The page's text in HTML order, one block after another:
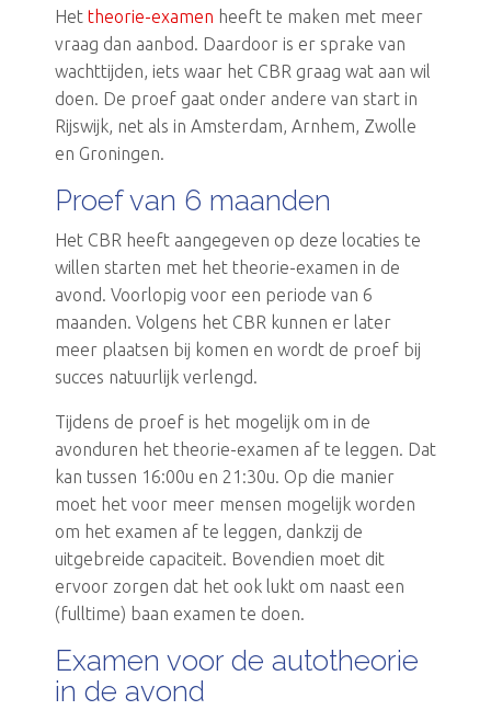
Het theorie-examen heeft te maken met meer
vraag dan aanbod. Daardoor is er sprake van
wachttijden, iets waar het CBR graag wat aan wil
doen. De proef gaat onder andere van start in
Rijswijk, net als in Amsterdam, Arnhem, Zwolle
en Groningen.
Proef van 6 maanden
Het CBR heeft aangegeven op deze locaties te
willen starten met het theorie-examen in de
avond. Voorlopig voor een periode van 6
maanden. Volgens het CBR kunnen er later
meer plaatsen bij komen en wordt de proef bij
succes natuurlijk verlengd.
Tijdens de proef is het mogelijk om in de
avonduren het theorie-examen af te leggen. Dat
kan tussen 16:00u en 21:30u. Op die manier
moet het voor meer mensen mogelijk worden
om het examen af te leggen, dankzij de
uitgebreide capaciteit. Bovendien moet dit
ervoor zorgen dat het ook lukt om naast een
(fulltime) baan examen te doen.
Examen voor de autotheorie
in de avond